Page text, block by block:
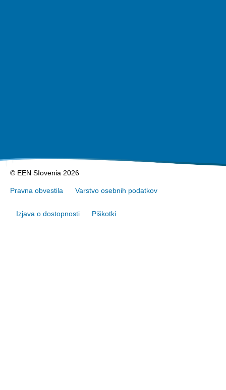
© EEN SIovenia 2026
Pravna obvestila Varstvo osebnih podatkov
Izjava o dostopnosti Piškotki